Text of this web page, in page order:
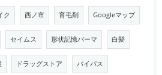
ク 西ノ市 育毛剤 Googleマップ
セイムス 形状記憶パーマ 白髪
ドラッグストア バイパス